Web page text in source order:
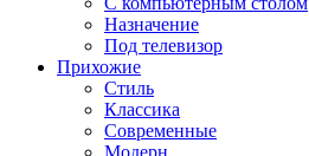
Назначение
Под телевизор
Прихожие
Стиль
Классика
Современные
Модерн